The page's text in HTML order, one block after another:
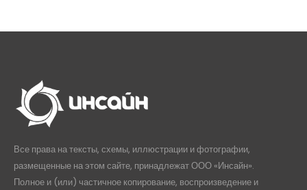
Все права на тексты, схемы, иллюстрации и фотографии,
размещенные на этом сайте, принадлежат ООО «Инсайн».
Полное и (или) частичное копирование, воспроизведение и